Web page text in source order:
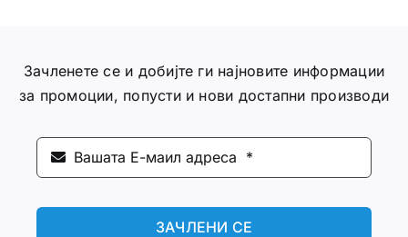
Зачленете се и добијте ги најновите информации
за промоции, попусти и нови достапни производи
ЗАЧЛЕНИ СЕ